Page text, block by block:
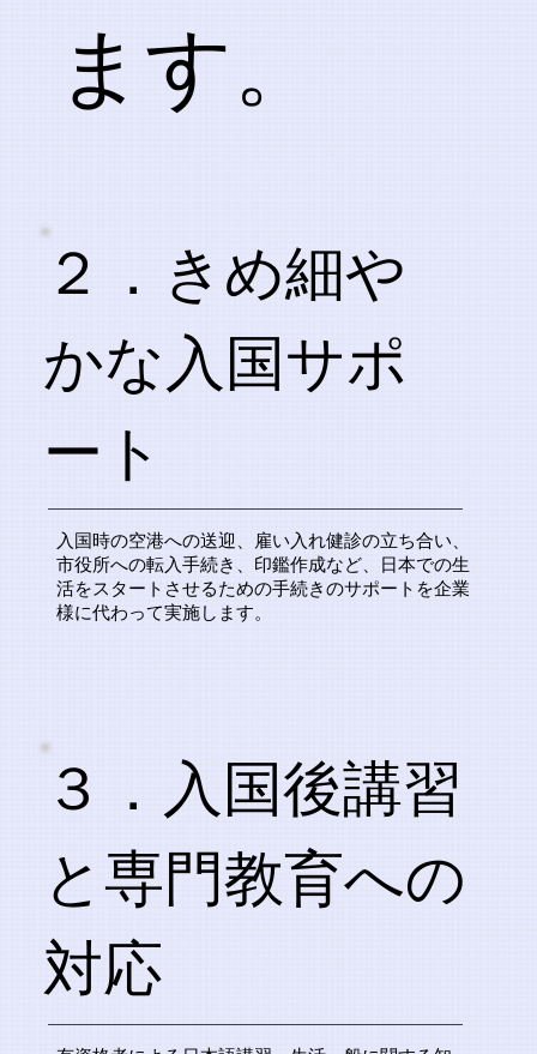
ます。
２．きめ細や
かな入国サポ
ート
入国時の空港への送迎、雇い入れ健診の立ち合い、
市役所への転入手続き、印鑑作成など、日本での生
活をスタートさせるための手続きのサポートを企業
様に代わって実施します。
３．入国後講習
と専門教育への
対応